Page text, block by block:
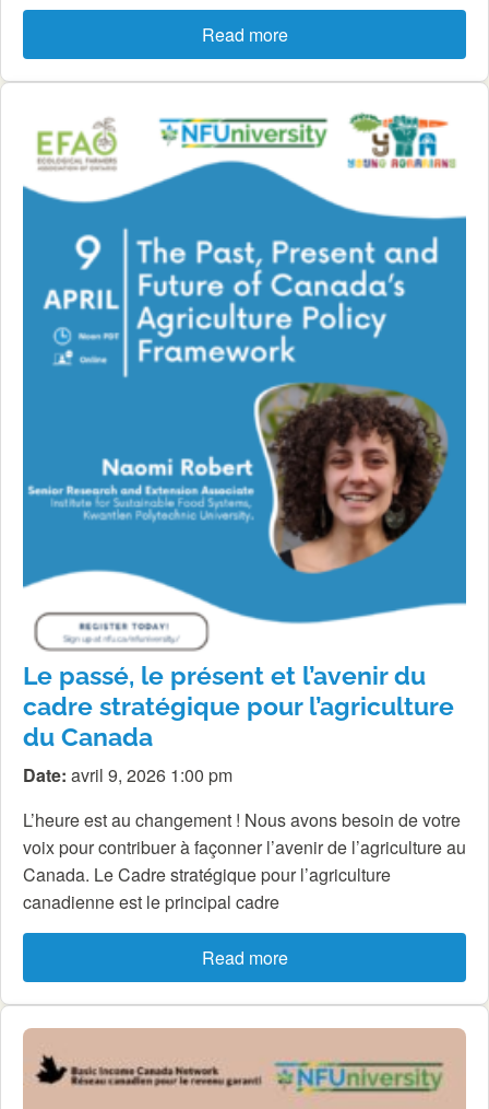
Read more
Le passé, le présent et l’avenir du
cadre stratégique pour l’agriculture
du Canada
Date: avril 9, 2026 1:00 pm
L’heure est au changement ! Nous avons besoin de votre
voix pour contribuer à façonner l’avenir de l’agriculture au
Canada. Le Cadre stratégique pour l’agriculture
canadienne est le principal cadre
Read more